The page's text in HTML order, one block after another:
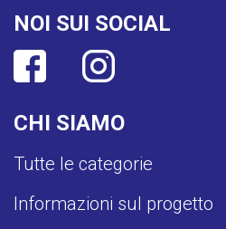
CHI SIAMO
Tutte le categorie
Informazioni sul progetto
NOI SUI SOCIAL